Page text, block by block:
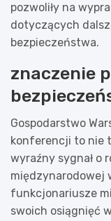
pozwoliły na
dotyczących
bezpieczeństwa.
znaczenie
Gospodarstwo
konferencji to nie
wyraźny sygnał o
międzynarodowej
funkcjonariusze
swoich osiągnięć